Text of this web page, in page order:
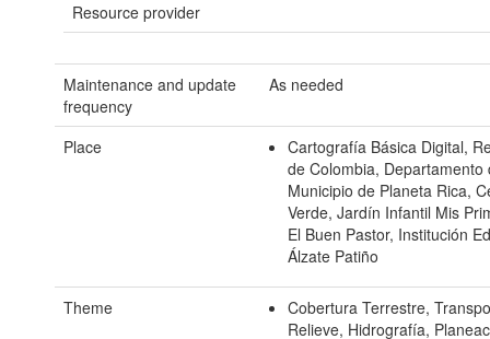
Resource provider
Maintenance and update
frequency
As needed
Place
Cartografía Básica Digital,
de Colombia, Departamento
Municipio de Planeta Rica,
Verde, Jardín Infantil Mis
El Buen Pastor, Institución
Álzate Patiño
Theme
Cobertura Terrestre,
Relieve, Hidrografía,